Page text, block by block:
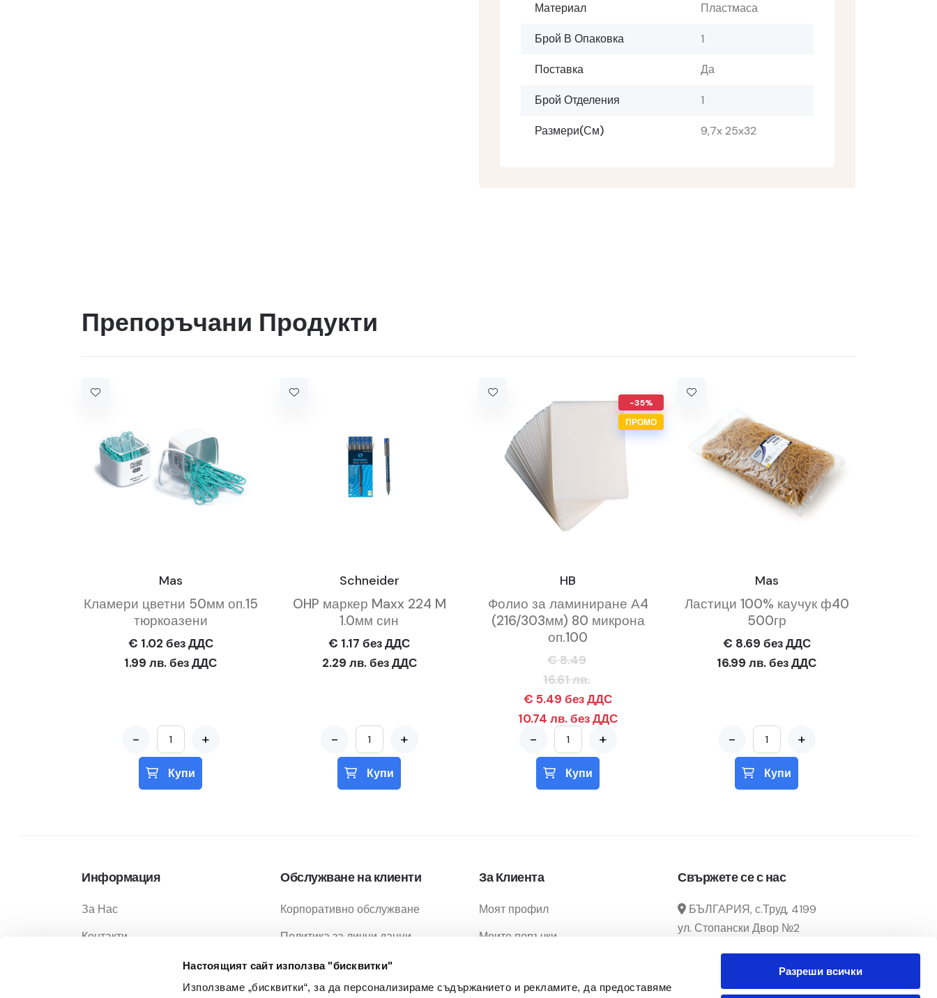
Настоящият сайт използва "бисквитки"
Използваме „бисквитки“, за да персонализираме съдържанието и рекламите, да предоставяме
Разреши всички
Материал Пластмаса
Брой В Опаковка 1
Поставка Да
Брой Отделения 1
Размери(см) 9,7x 25x32
Препоръчани Продукти
Mas
Кламери цветни 50мм оп.15
тюркоазени
€ 1.02 без ДДС
1.99 лв. без ДДС
- +
Купи
Schneider
OHP маркер Maxx 224 M
1.0мм син
€ 1.17 без ДДС
2.29 лв. без ДДС
- +
Купи
-35%
ПРОМО
HB
Фолио за ламиниране А4
(216/303мм) 80 микрона
оп.100
€ 8.49
16.61 лв.
€ 5.49 без ДДС
10.74 лв. без ДДС
- +
Купи
Mas
Ластици 100% каучук ф40
500гр
€ 8.69 без ДДС
16.99 лв. без ДДС
- +
Купи
Информация
За Нас
Контакти
Обслужване на клиенти
Корпоративно обслужване
Политика за лични данни
Политика за бисквитки
Условия за ползване
За Клиента
Моят профил
Моите поръчки
Промоции
Свържете се с нас
БЪЛГАРИЯ, с.Труд, 4199
ул. Стопански Двор №2
manager@officecenter-